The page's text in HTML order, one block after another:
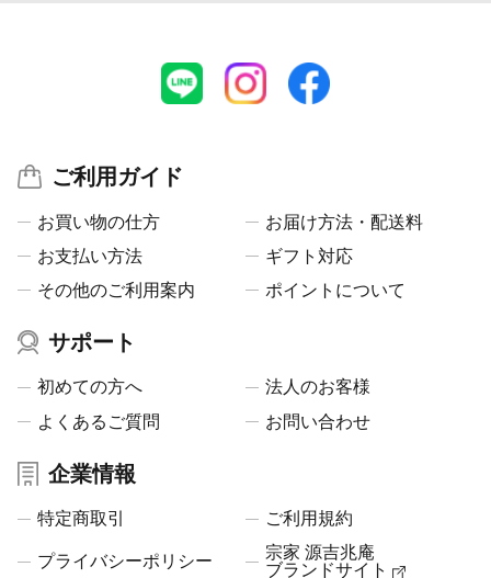
ご利用ガイド
お買い物の仕方
お届け方法・配送料
お支払い方法
ギフト対応
その他のご利用案内
ポイントについて
サポート
初めての方へ
法人のお客様
よくあるご質問
お問い合わせ
企業情報
特定商取引 ご利用規約
プライバシーポリシー
宗家 源吉兆庵
ブランドサイト